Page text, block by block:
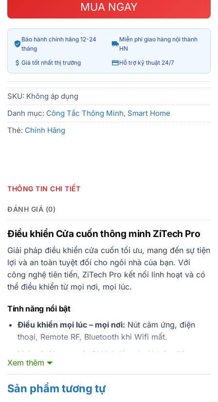
MUA NGAY
Bảo hành chính hãng 12-24
tháng
Miễn phí giao hàng nội thành
HN
Giá tốt nhất thị trường
Hỗ trợ kỹ thuật 24/7
SKU: Không áp dụng
Danh mục: Công Tắc Thông Minh, Smart Home
Thẻ: Chính Hãng
THÔNG TIN CHI TIẾT
ĐÁNH GIÁ (0)
Điều khiển Cửa cuốn thông minh ZiTech Pro
Giải pháp điều khiển cửa cuốn tối ưu, mang đến sự tiện
lợi và an toàn tuyệt đối cho ngôi nhà của bạn. Với
công nghệ tiên tiến, ZiTech Pro kết nối linh hoạt và có
thể điều khiển từ mọi nơi, mọi lúc.
Tính năng nổi bật
Điều khiển mọi lúc – mọi nơi: Nút cảm ứng, điện
thoại, Remote RF, Bluetooth khi Wifi mất.
Lịch sử đóng – mở:
Ghi lại để quản lý trên điện
thoại.
Thông báo trạng thái:
Hiển thị % hành trình và trạng
thái mở/đóng.
Xem thêm
Sản phẩm tương tự